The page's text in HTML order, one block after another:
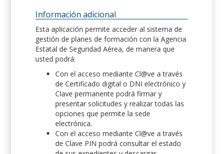
Información adicional
Esta aplicación permite acceder al sistema de
gestión de planes de formación con la Agencia
Estatal de Seguridad Aérea, de manera que
usted podrá:
Con el acceso mediante Cl@ve a través
de Certificado digital o DNI electrónico y
Clave permanente podrá firmar y
presentar solicitudes y realizar todas las
opciones que permite la sede
electrónica.
Con el acceso mediante Cl@ve a través
de Clave PIN podrá consultar el estado